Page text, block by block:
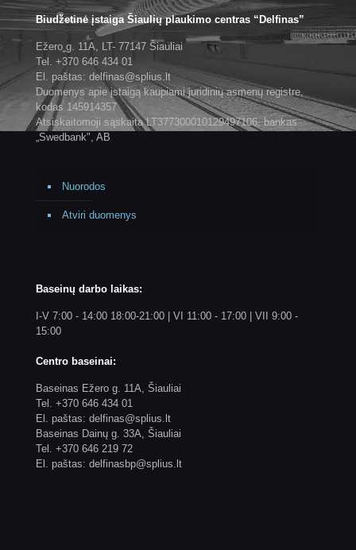
Biudžetinė įstaiga Šiaulių plaukimo centras “Delfinas”
Ežero g. 11A, LT- 77147 Šiauliai
Tel. +370 646 434 01
El. paštas: delfinas@splius.lt
Duomenys apie įstaigą kaupiami juridinių asmenų registre,
kodas 145914357
Atsiskaitomoji sąskaita LT377300010129497106, bankas
„Swedbank", AB
Nuorodos
Atviri duomenys
Baseinų darbo laikas:
I-V 7:00 - 14:00 18:00-21:00 | VI 11:00 - 17:00 | VII 9:00 -
15:00
Centro baseinai:
Baseinas Ežero g. 11A, Šiauliai
Tel. +370 646 434 01
El. paštas: delfinas@splius.lt
Baseinas Dainų g. 33A, Šiauliai
Tel. +370 646 219 72
El. paštas: delfinasbp@splius.lt